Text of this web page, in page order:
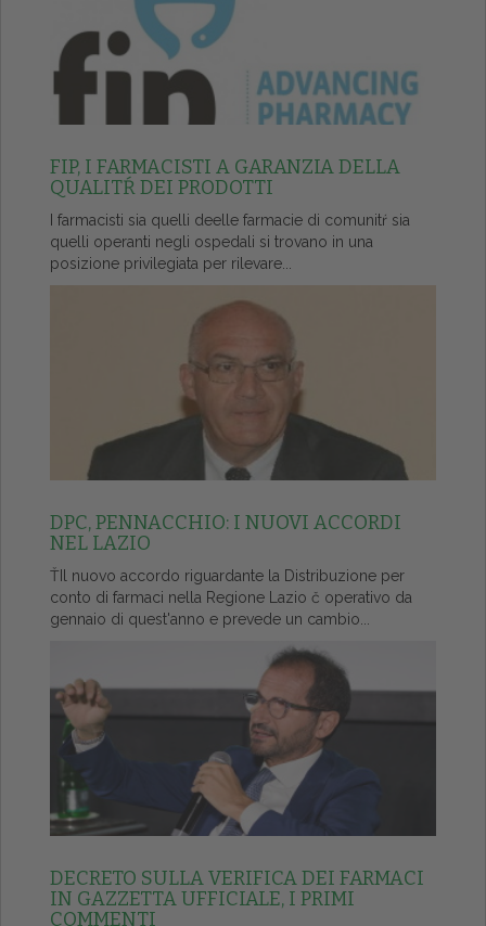
FIP, I FARMACISTI A GARANZIA DELLA
QUALITŔ DEI PRODOTTI
I farmacisti sia quelli deelle farmacie di comunitŕ sia
quelli operanti negli ospedali si trovano in una
posizione privilegiata per rilevare...
DPC, PENNACCHIO: I NUOVI ACCORDI
NEL LAZIO
ŤIl nuovo accordo riguardante la Distribuzione per
conto di farmaci nella Regione Lazio č operativo da
gennaio di quest'anno e prevede un cambio...
DECRETO SULLA VERIFICA DEI FARMACI
IN GAZZETTA UFFICIALE, I PRIMI
COMMENTI